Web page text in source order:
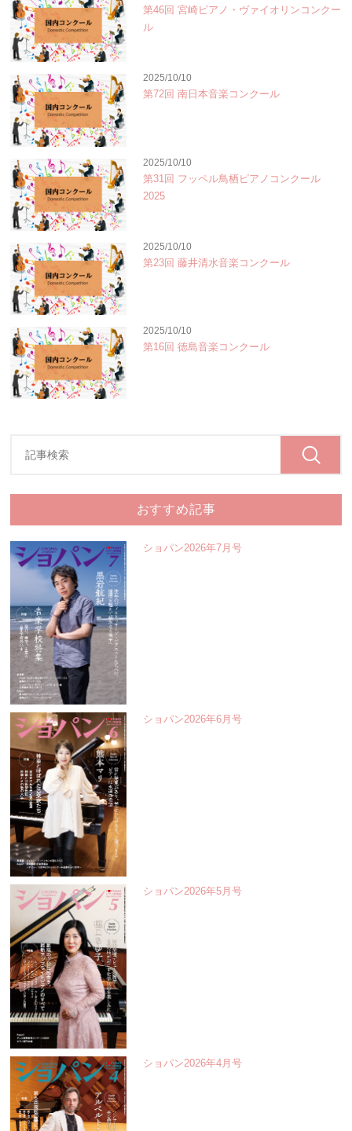
第46回 宮崎ピアノ・ヴァイオリンコンクー
ル
2025/10/10
第72回 南日本音楽コンクール
2025/10/10
第31回 フッペル鳥栖ピアノコンクール
2025
2025/10/10
第23回 藤井清水音楽コンクール
2025/10/10
第16回 徳島音楽コンクール
おすすめ記事
ショパン2026年7月号
ショパン2026年6月号
ショパン2026年5月号
ショパン2026年4月号